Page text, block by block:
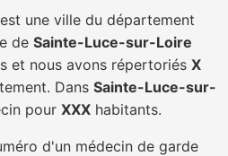
est une ville du département
de Sainte-Luce-sur-Loire
et nous avons répertoriés X
Dans Sainte-Luce-sur-
pour XXX habitants.
d'un médecin de garde